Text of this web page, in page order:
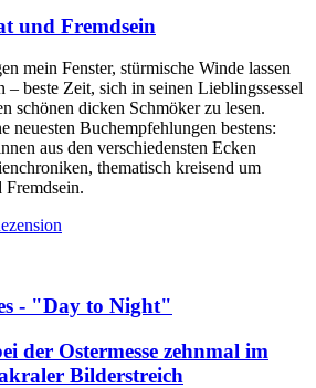
und Fremdsein
mein Fenster, stürmische Winde lassen
beste Zeit, sich in seinen Lieblingssessel
schönen dicken Schmöker zu lesen.
neuesten Buchempfehlungen bestens:
aus den verschiedensten Ecken
thematisch kreisend um
- "Day to Night"
der Ostermesse zehnmal im
Bilderstreich